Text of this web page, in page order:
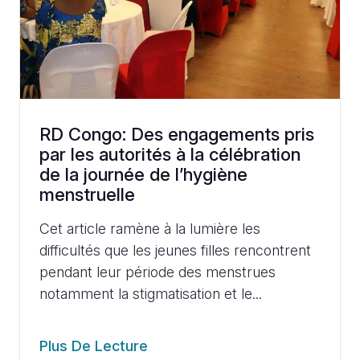
RD Congo: Des engagements pris
par les autorités à la célébration
de la journée de l’hygiène
menstruelle
Cet article ramène à la lumière les
difficultés que les jeunes filles rencontrent
pendant leur période des menstrues
notamment la stigmatisation et le...
Plus De Lecture